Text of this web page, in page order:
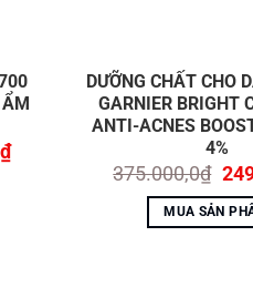
ẨM
₫Giá
hiện
DƯỠNG CHẤT CHO
GARNIER BRIGHT
ANTI-ACNES
4%
375.000,0₫ Giá
gốc
là:
MUA SẢN